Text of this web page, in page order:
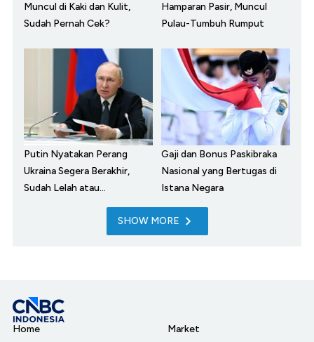
Muncul di Kaki dan Kulit,
Sudah Pernah Cek?
Hamparan Pasir, Muncul
Pulau-Tumbuh Rumput
Putin Nyatakan Perang
Ukraina Segera Berakhir,
Sudah Lelah atau...
Gaji dan Bonus Paskibraka
Nasional yang Bertugas di
Istana Negara
SHOW MORE
Home
Market